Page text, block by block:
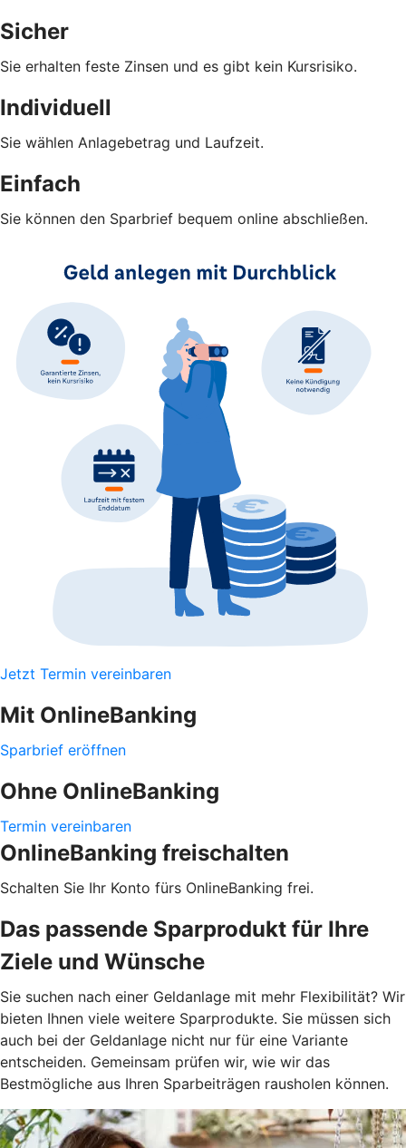
Sicher
Sie erhalten feste Zinsen und es gibt kein Kursrisiko.
Individuell
Sie wählen Anlagebetrag und Laufzeit.
Einfach
Sie können den Sparbrief bequem online abschließen.
Jetzt Termin vereinbaren
Mit OnlineBanking
Sparbrief eröffnen
Ohne OnlineBanking
Termin vereinbaren
OnlineBanking freischalten
Schalten Sie Ihr Konto fürs OnlineBanking frei.
Das passende Sparprodukt für Ihre
Ziele und Wünsche
Sie suchen nach einer Geldanlage mit mehr Flexibilität? Wir
bieten Ihnen viele weitere Sparprodukte. Sie müssen sich
auch bei der Geldanlage nicht nur für eine Variante
entscheiden. Gemeinsam prüfen wir, wie wir das
Bestmögliche aus Ihren Sparbeiträgen rausholen können.